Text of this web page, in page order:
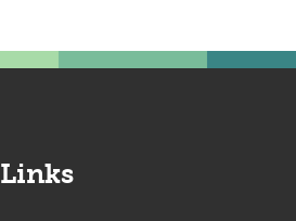
Links